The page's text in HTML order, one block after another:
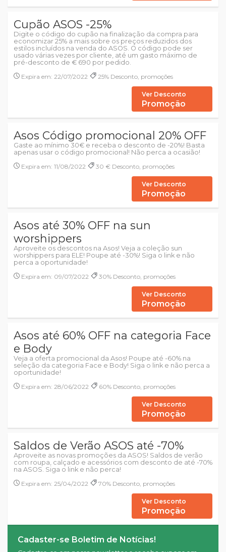
Cupão ASOS -25%
Digite o código do cupão na finalização da compra para
economizar 25% a mais sobre os preços reduzidos dos
estilos incluídos na venda do ASOS. O código pode ser
usado várias vezes por cliente, até um gasto máximo de
pré-desconto de € 690 por pedido.
Expira em: 22/07/2022
25% Desconto, promoções
Ver Desconto
Promoção
Asos Código promocional 20% OFF
Gaste ao mínimo 30€ e receba o desconto de -20%! Basta
apenas usar o código promocional! Não perca a ocasião!
Expira em: 11/08/2022
30 € Desconto, promoções
Ver Desconto
Promoção
Asos até 30% OFF na sun
worshippers
Aproveite os descontos na Asos! Veja a coleção sun
worshippers para ELE! Poupe até -30%! Siga o link e não
perca a oportunidade!
Expira em: 09/07/2022
30% Desconto, promoções
Ver Desconto
Promoção
Asos até 60% OFF na categoria Face
e Body
Veja a oferta promocional da Asos! Poupe até -60% na
seleção da categoria Face e Body! Siga o link e não perca a
oportunidade!
Expira em: 28/06/2022
60% Desconto, promoções
Ver Desconto
Promoção
Saldos de Verão ASOS até -70%
Aproveite as novas promoções da ASOS! Saldos de verão
com roupa, calçado e acessórios com desconto de até -70%
na ASOS. Siga o link e não perca!
Expira em: 25/04/2022
70% Desconto, promoções
Ver Desconto
Promoção
Cadaster-se Boletim de Notícias!